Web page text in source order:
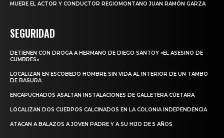
MUERE EL ACTOR Y CONDUCTOR REGIOMONTANO JUAN RAMÓN GARZA
SEGURIDAD
DETIENEN CON DROGA A HERMANO DE DIEGO SANTOY «EL ASESINO DE
CUMBRES»
LOCALIZAN EN ESCOBEDO HOMBRE SIN VIDA AL INTERIOR DE UN TAMBO
DE BASURA
ENCAPUCHADOS ASALTAN INSTALACIONES DE GALLETERA CÚETARA
LOCALIZAN DOS CUERPOS CALCINADOS EN LA COLONIA INDEPENDENCIA
ATACAN A BALAZOS A JOVEN PADRE Y A SU HIJO DE 5 AÑOS